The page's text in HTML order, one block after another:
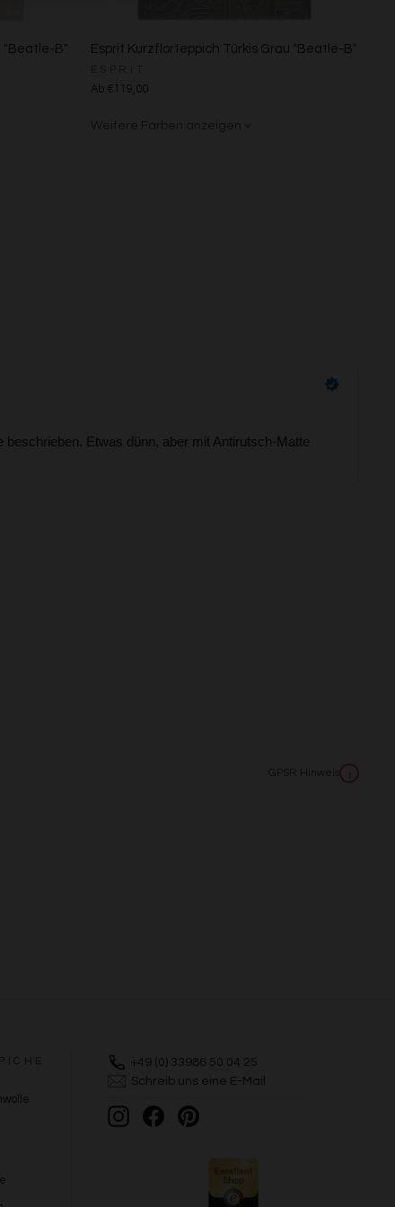
"Beatle-B" Esprit Kurzflorteppich Türkis Grau "Beatle-B"
Ab €119,00
GPSR Hinweis i
+49 (0) 33986 50 04 25
Schreib uns eine E-Mail
Instagram
FacebookPinterest